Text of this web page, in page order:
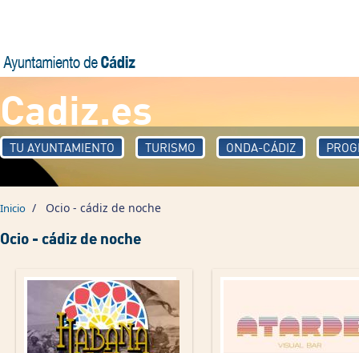
Cadiz.es
TU AYUNTAMIENTO TURISMO ONDA-CÁDIZ
Inicio / Ocio - cádiz de noche
Ocio - cádiz de noche
Páginas